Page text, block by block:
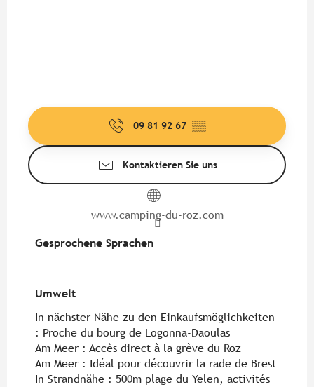
09 81 92 67 ▒▒
Kontaktieren Sie uns
www.camping-du-roz.com
Gesprochene Sprachen
Gesprochene Sprachen
Umwelt
Umwelt
In nächster Nähe zu den Einkaufsmöglichkeiten
: Proche du bourg de Logonna-Daoulas
Am Meer : Accès direct à la grève du Roz
Am Meer : Idéal pour découvrir la rade de Brest
In Strandnähe : 500m plage du Yelen, activités